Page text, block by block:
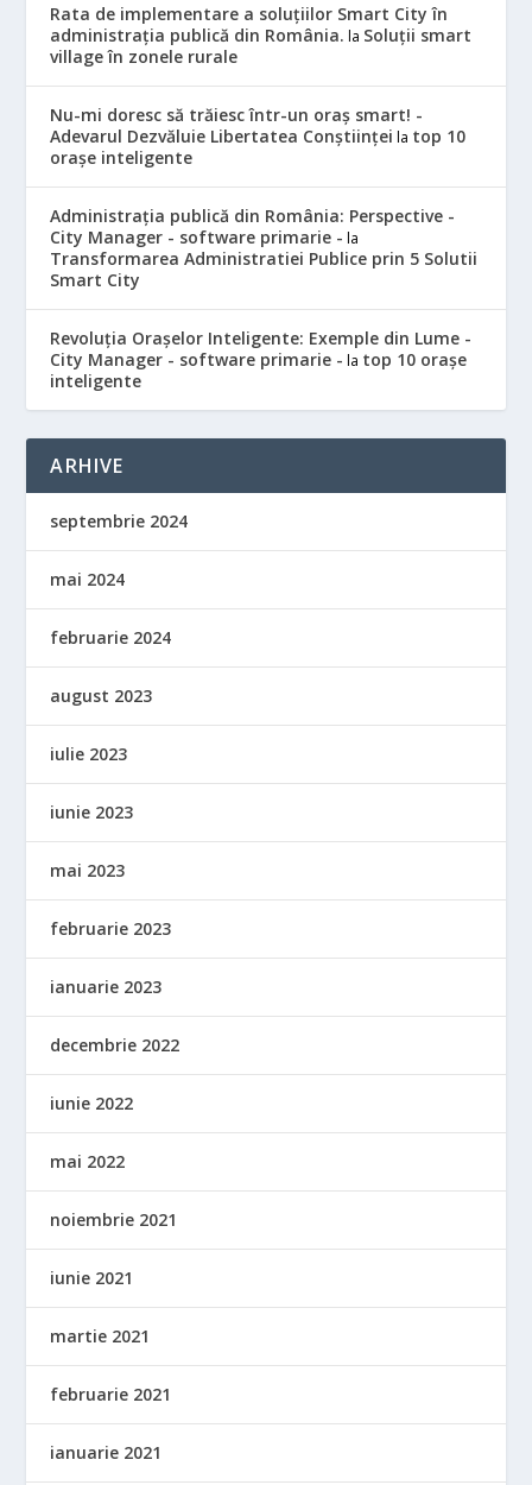
Rata de implementare a soluțiilor Smart City în
administrația publică din România. la Soluții smart
village în zonele rurale
Nu-mi doresc să trăiesc într-un oraș smart! -
Adevarul Dezvăluie Libertatea Conștiinței la top 10
orașe inteligente
Administrația publică din România: Perspective -
City Manager - software primarie - la
Transformarea Administratiei Publice prin 5 Solutii
Smart City
Revoluția Orașelor Inteligente: Exemple din Lume -
City Manager - software primarie - la top 10 orașe
inteligente
ARHIVE
septembrie 2024
mai 2024
februarie 2024
august 2023
iulie 2023
iunie 2023
mai 2023
februarie 2023
ianuarie 2023
decembrie 2022
iunie 2022
mai 2022
noiembrie 2021
iunie 2021
martie 2021
februarie 2021
ianuarie 2021